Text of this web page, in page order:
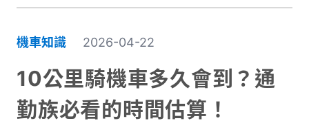
帶你了解如何挑選適合的防曬外套，讓你在烈日下
騎車依然保持舒適，不再當冤大頭。
機車知識 2026-04-22
10公里騎機車多久會到？通
勤族必看的時間估算！